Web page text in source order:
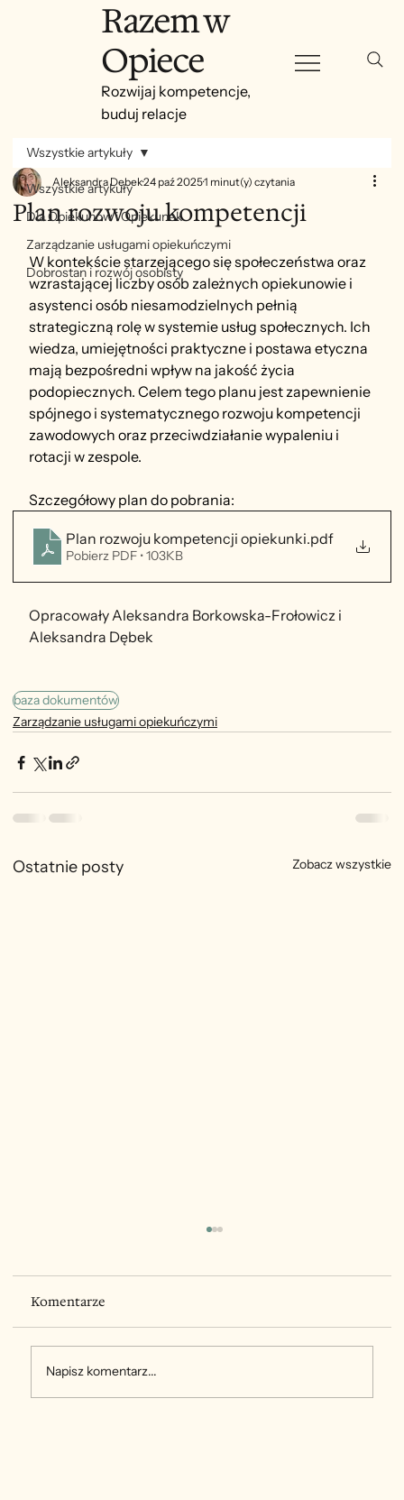
Razem w
Opiece
Rozwijaj kompetencje,
buduj relacje
Wszystkie artykuły
Dla Opiekunów i Opiekunek
Zarządzanie usługami opiekuńczymi
Dobrostan i rozwój osobisty
Wszystkie artykuły
Plan rozwoju kompetencji
Aleksandra Dębek24 paź 20251 minut(y) czytania
W kontekście starzejącego się społeczeństwa oraz
wzrastającej liczby osób zależnych opiekunowie i
asystenci osób niesamodzielnych pełnią
strategiczną rolę w systemie usług społecznych. Ich
wiedza, umiejętności praktyczne i postawa etyczna
mają bezpośredni wpływ na jakość życia
podopiecznych. Celem tego planu jest zapewnienie
spójnego i systematycznego rozwoju kompetencji
zawodowych oraz przeciwdziałanie wypaleniu i
rotacji w zespole.
Szczegółowy plan do pobrania:
Plan rozwoju kompetencji opiekunki.pdf
Pobierz PDF • 103KB
Opracowały Aleksandra Borkowska-Frołowicz i
Aleksandra Dębek
baza dokumentów
Zarządzanie usługami opiekuńczymi
Ostatnie posty Zobacz wszystkie
Komentarze
Napisz komentarz...